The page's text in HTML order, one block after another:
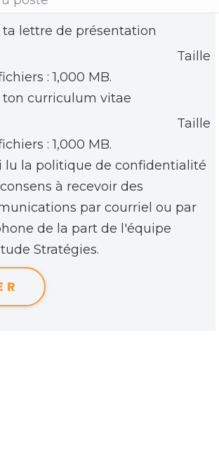
ta lettre de présentation
Taille
: 1,000 MB.
ton curriculum vitae
Taille
: 1,000 MB.
lu la politique de confidentialité
à recevoir des
par courriel ou par
de la part de l'équipe
Stratégies.